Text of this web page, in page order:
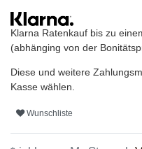
Klarna Ratenkauf bis zu
(abhänging von der
Diese und weitere
Kasse wählen.
Wunschliste